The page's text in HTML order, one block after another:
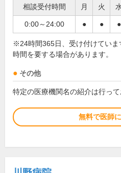
相談受付時間 月 火
0:00～24:00 ● ● ●
※24時間365日、受け付けていま
時間を要する場合があります。
その他
特定の医療機関名の紹介は行って
無料で医師